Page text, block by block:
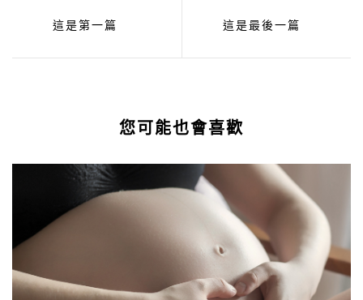
這是第一篇 這是最後一篇
您可能也會喜歡